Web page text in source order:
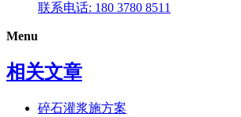
联系电话: 180 3780 8511
Menu
相关文章
碎石灌浆施方案